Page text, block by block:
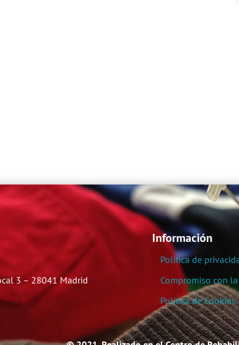
3 – 28041 Madrid
Información
Política de
Compromiso con
Política de Cookies.